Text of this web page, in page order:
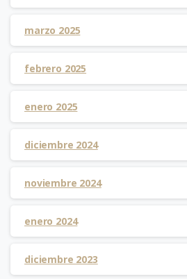
marzo 2025
febrero 2025
enero 2025
diciembre 2024
noviembre 2024
enero 2024
diciembre 2023